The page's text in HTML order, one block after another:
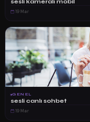
sesli kameralı mobil
19 Mar
GENEL
sesli canlı sohbet
19 Mar